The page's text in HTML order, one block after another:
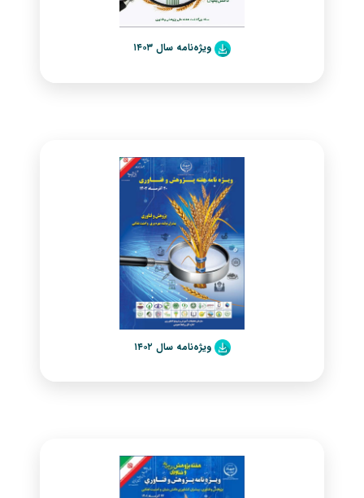
ویژه‌نامه سال ۱۴۰۳
ویژه‌نامه سال ۱۴۰۲